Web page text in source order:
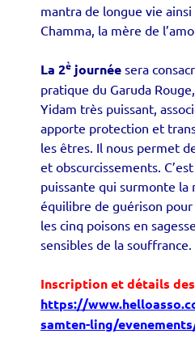
mantra de longue vie
Chamma, la mère de
La 2è journée sera
pratique du Garuda
Yidam très puissant,
apporte protection et
les êtres. Il nous permet
et obscurcissements.
puissante qui surmonte
équilibre de guérison
les cinq poisons en
sensibles de la souffrance.
Inscription et détails
https://
samten-ling/